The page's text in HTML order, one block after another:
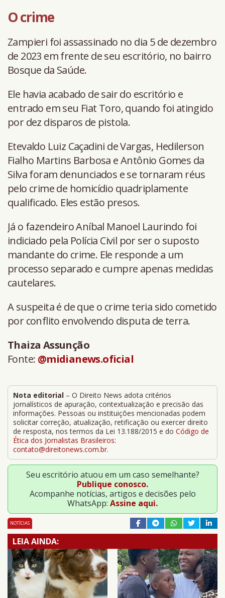
O crime
Zampieri foi assassinado no dia 5 de dezembro
de 2023 em frente de seu escritório, no bairro
Bosque da Saúde.
Ele havia acabado de sair do escritório e
entrado em seu Fiat Toro, quando foi atingido
por dez disparos de pistola.
Etevaldo Luiz Caçadini de Vargas, Hedilerson
Fialho Martins Barbosa e Antônio Gomes da
Silva foram denunciados e se tornaram réus
pelo crime de homicídio quadriplamente
qualificado. Eles estão presos.
Já o fazendeiro Aníbal Manoel Laurindo foi
indiciado pela Polícia Civil por ser o suposto
mandante do crime. Ele responde a um
processo separado e cumpre apenas medidas
cautelares.
A suspeita é de que o crime teria sido cometido
por conflito envolvendo disputa de terra.
Thaiza Assunção
Fonte: @midianews.oficial
Nota editorial – O Direito News adota critérios
jornalísticos de apuração, contextualização e precisão das
informações. Pessoas ou instituições mencionadas podem
solicitar correção, atualização, retificação ou exercer direito
de resposta, nos termos da Lei 13.188/2015 e do Código de
Ética dos Jornalistas Brasileiros:
contato@direitonews.com.br.
Seu escritório atuou em um caso semelhante?
Publique conosco.
Acompanhe notícias, artigos e decisões pelo
WhatsApp: Assine aqui.
NOTÍCIAS
LEIA AINDA: